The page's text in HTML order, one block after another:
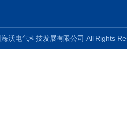
海沃电气科技发展有限公司 All